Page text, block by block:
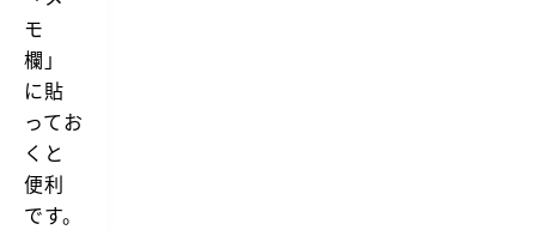
モ
欄」
に貼
ってお
くと
便利
です。